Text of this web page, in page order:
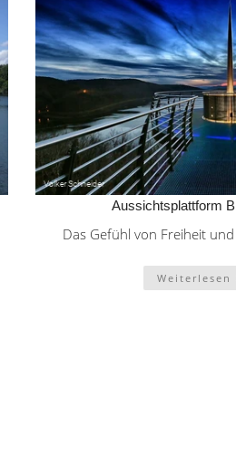
Aussichtsplattform
Das Gefühl von Freiheit
Weiterlesen